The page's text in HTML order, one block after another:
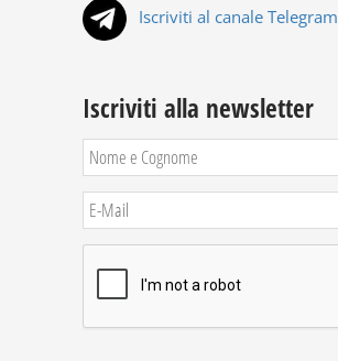
Iscriviti al canale Telegram
Iscriviti alla newsletter